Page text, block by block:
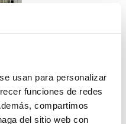
usan para personalizar
funciones de redes
compartimos
del sitio web con